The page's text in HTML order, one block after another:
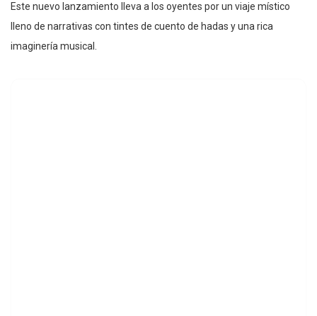
Este nuevo lanzamiento lleva a los oyentes por un viaje místico
lleno de narrativas con tintes de cuento de hadas y una rica
imaginería musical.